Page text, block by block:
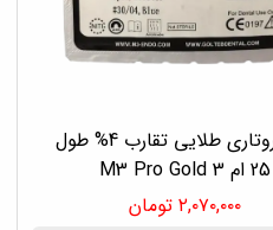
فایل روتاری طلایی تقارب 4% طول
25 ام 3 M3 Pro Gold
۲,۰۷۰,۰۰۰ تومان